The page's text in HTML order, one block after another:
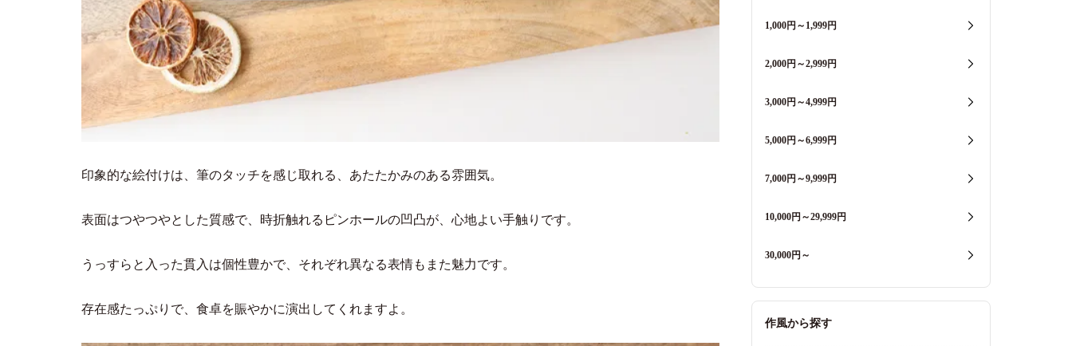
印象的な絵付けは、筆のタッチを感じ取れる、あたたかみのある雰囲気。
表面はつやつやとした質感で、時折触れるピンホールの凹凸が、心地よい手触りです。
うっすらと入った貫入は個性豊かで、それぞれ異なる表情もまた魅力です。
存在感たっぷりで、食卓を賑やかに演出してくれますよ。
1,000円～1,999円
2,000円～2,999円
3,000円～4,999円
5,000円～6,999円
7,000円～9,999円
10,000円～29,999円
30,000円～
作風から探す